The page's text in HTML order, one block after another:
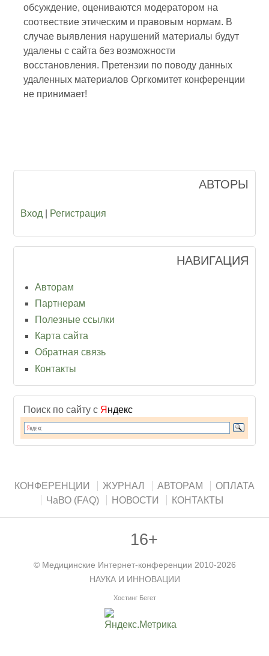
обсуждение, оцениваются модератором на
соотвествие этическим и правовым нормам. В
случае выявления нарушений материалы будут
удалены с сайта без возможности
восстановления. Претензии по поводу данных
удаленных материалов Оргкомитет конференции
не принимает!
АВТОРЫ
Вход Регистрация
НАВИГАЦИЯ
Авторам
Партнерам
Полезные ссылки
Карта сайта
Обратная связь
Контакты
Поиск по сайту с Я ндекс
КОНФЕРЕНЦИИ ЖУРНАЛ АВТОРАМ
ОПЛАТА
ЧаВО (FAQ)
НОВОСТИ КОНТАКТЫ
16+
© Медицинские Интернет-конференции 2010-2026
НАУКА И ИННОВАЦИИ
Хостинг Бегет